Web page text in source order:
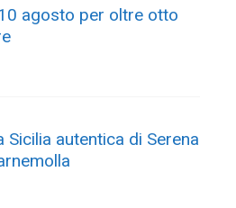
agosto per oltre otto
Sicilia autentica di Serena